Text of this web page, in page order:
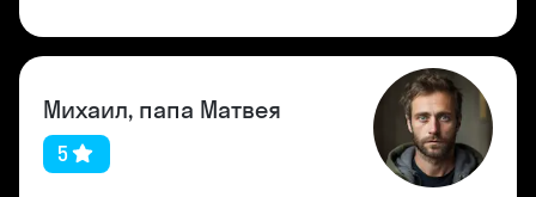
Михаил, папа Матвея
5